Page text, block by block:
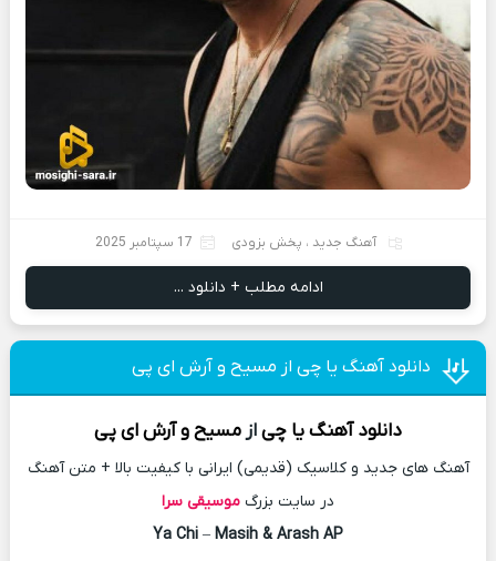
آهنگ جدید ، پخش بزودی 17 سپتامبر 2025
ادامه مطلب + دانلود ...
دانلود آهنگ یا چی از مسیح و آرش ای پی
دانلود آهنگیا چیازمسیحو آرش ای پی
آهنگ های جدید و کلاسیک (قدیمی) ایرانی با کیفیت بالا + متن آهنگ
در سایت بزرگ موسیقی سرا
Ya Chi – Masih & Arash AP